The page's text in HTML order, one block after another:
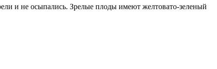
и не осыпались. Зрелые плоды имеют желтовато-зеленый